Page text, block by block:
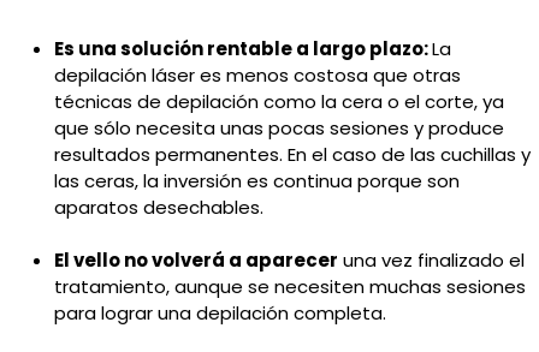
Es una solución rentable a largo plazo:La
depilación láser es menos costosa que otras
técnicas de depilación como la cera o el corte, ya
que sólo necesita unas pocas sesiones y produce
resultados permanentes. En el caso de las cuchillas y
las ceras, la inversión es continua porque son
aparatos desechables.
El vello no volverá a aparecer una vez finalizado el
tratamiento, aunque se necesiten muchas sesiones
para lograr una depilación completa.